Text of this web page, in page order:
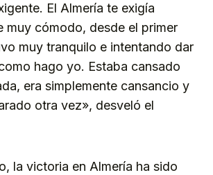
El Almería te exigía
muy cómodo, desde el primer
muy tranquilo e intentando dar
hago yo. Estaba cansado
era simplemente cansancio y
otra vez», desveló el
la victoria en Almería ha sido